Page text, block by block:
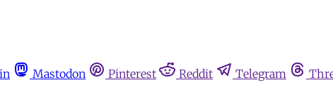
Mastodon Pinterest Reddit Telegram